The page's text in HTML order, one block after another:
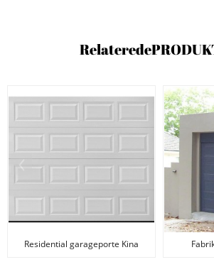
Relaterede
Residential garageporte Kina